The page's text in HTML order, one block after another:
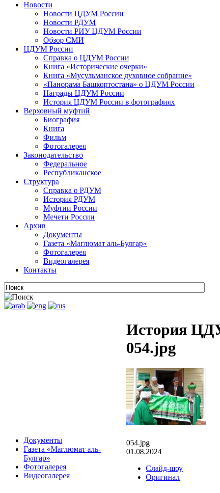
Новости
Новости ЦДУМ России
Новости РДУМ
Новости РИУ ЦДУМ России
Обзор СМИ
ЦДУМ России
Справка о ЦДУМ России
Книга «Исторические очерки»
Книга «Мусульманское духовное собрание»
«Панорама Башкортостана» о ЦДУМ России
Награды ЦДУМ России
История ЦДУМ России в фотографиях
Верховный муфтий
Биография
Книга
Фильм
Фотогалерея
Законодательство
Федеральное
Республиканское
Структура
Справка о РДУМ
История РДУМ
Муфтии России
Мечети России
Архив
Документы
Газета «Маглюмат аль-Булгар»
Фотогалерея
Видеогалерея
Контакты
Документы
Газета «Маглюмат аль-
Булгар»
Фотогалерея
Видеогалерея
История
054.jpg
054.jpg
01.08.2024
Слайд-шоу
Оригинал